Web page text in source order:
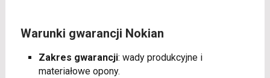
Warunki gwarancji Nokian
Zakres gwarancji: wady produkcyjne i
materiałowe opony.